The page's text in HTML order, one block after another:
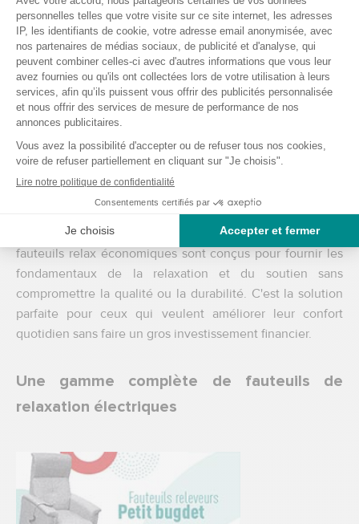
Fauteuils relax pour petits espaces
Ne vous inquiétez pas si l'espace est une contrainte chez
vous. Nos fauteuils relax pour petits espaces ont des
designs intelligents qui s'intègrent facilement dans des
coins ou des alcôves sans encombrer la pièce. Ils offrent
l'empreinte spatiale excessive.
Fauteuils relax pour les petits budgets
Le confort ne doit pas être un luxe inaccessible. Nos
fauteuils relax économiques sont conçus pour fournir les
fondamentaux de la relaxation et du soutien sans
compromettre la qualité ou la durabilité. C'est la solution
parfaite pour ceux qui veulent améliorer leur confort
quotidien sans faire un gros investissement financier.
Une gamme complète de fauteuils de
relaxation électriques